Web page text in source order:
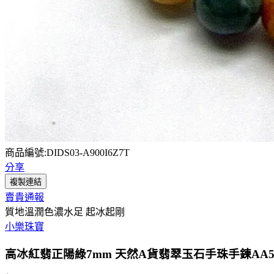
商品編號:DIDS03-A900I6Z7T
分享
複製連結
賣貴通報
質地溫潤色濃水足 起冰起剛
小樂珠寶
高冰紅翡正陽綠7mm 天然A貨翡翠玉石手珠手鍊